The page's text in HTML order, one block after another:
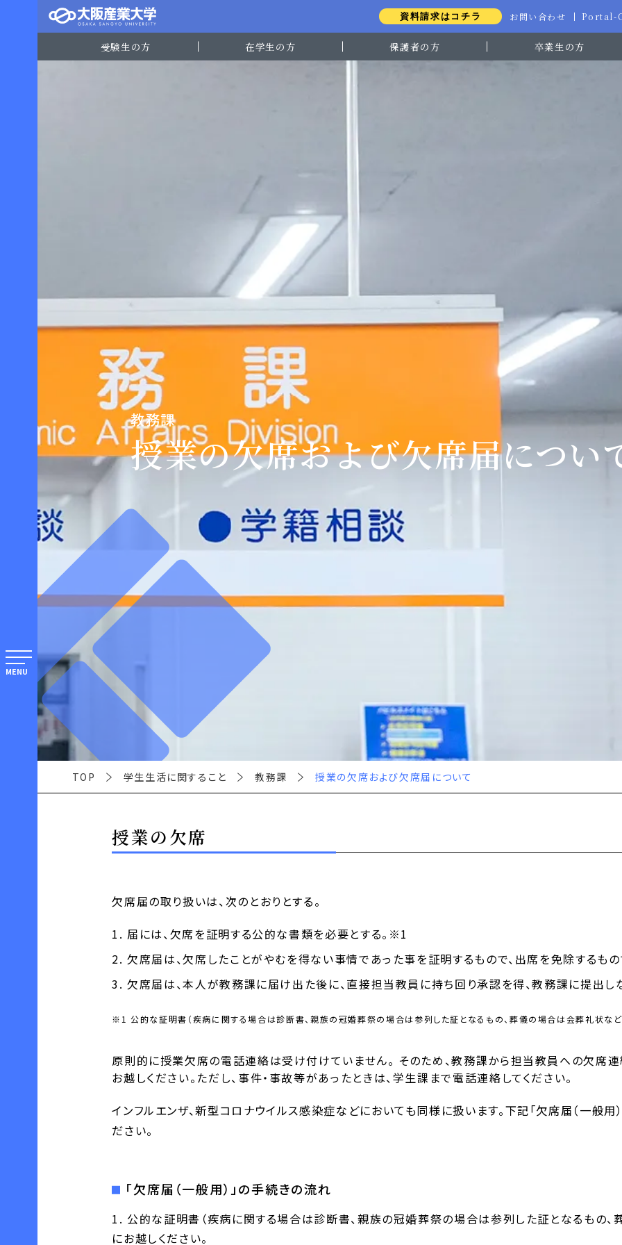
資料請求はコチラ お問い合わせ Portal-
受験生の方 在学生の方 保護者の方 卒業生の方
MENU
教務課
授業の欠席および欠席届につい
TOP 学生生活に関すること 教務課 授業の欠席および欠席届について
授業の欠席
欠席届の取り扱いは、次のとおりとする。
届には、欠席を証明する公的な書類を必要とする。※1
欠席届は、欠席したことがやむを得ない事情であった事を証明するもので、出席を免除するもの
欠席届は、本人が教務課に届け出た後に、直接担当教員に持ち回り承認を得、教務課に提出し
※1 公的な証明書（疾病に関する場合は診断書、親族の冠婚葬祭の場合は参列した証となるもの、葬儀の場合は会葬礼状など
原則的に授業欠席の電話連絡は受け付けていません。 そのため、教務課から担当教員への欠席
お越しください。ただし、事件・事故等があったときは、学生課まで電話連絡してください。
インフルエンザ、新型コロナウイルス感染症などにおいても同様に扱います。下記「欠席届（一般用
ださい。
「欠席届（一般用）」の手続きの流れ
公的な証明書（疾病に関する場合は診断書、親族の冠婚葬祭の場合は参列した証となるもの
にお越しください。